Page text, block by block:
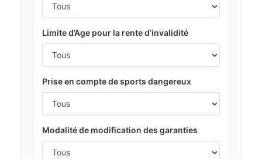
Limite d’Age pour la rente d’invalidité
Prise en compte de sports dangereux
Modalité de modification des garanties